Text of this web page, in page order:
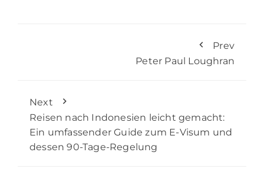
Prev
Peter Paul Loughran
Next
Reisen nach Indonesien leicht gemacht:
Ein umfassender Guide zum E-Visum und
dessen 90-Tage-Regelung